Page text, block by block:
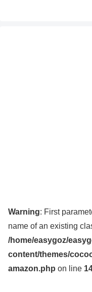
Warning: First
name of an existing
/home/easygoz/
content/themes/
amazon.php on line